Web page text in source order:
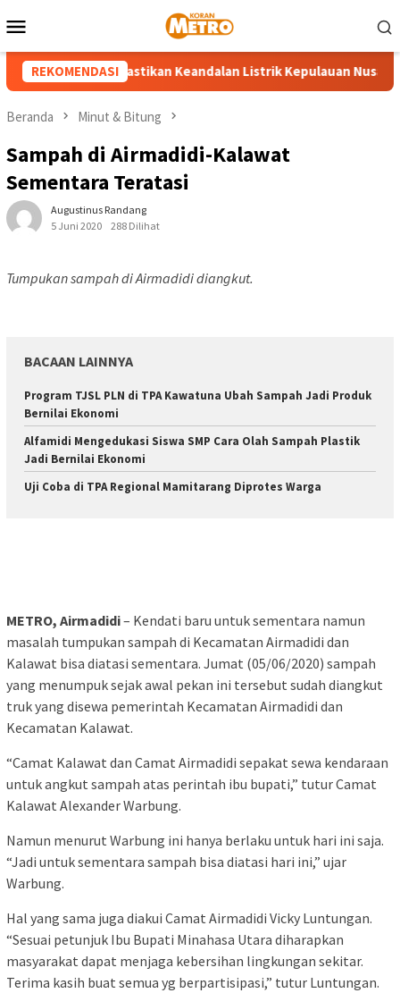
ke
Mobile
REKOMENDASI
UP3 Tahuna Pastikan Keandalan Listrik Kepulauan Nusa Utara
Beranda Minut & Bitung
Sampah di Airmadidi-Kalawat
Sementara Teratasi
Augustinus Randang
5 Juni 2020
288 Dilihat
Tumpukan sampah di Airmadidi diangkut.
BACAAN LAINNYA
Program TJSL PLN di TPA Kawatuna Ubah Sampah Jadi Produk
Bernilai Ekonomi
Alfamidi Mengedukasi Siswa SMP Cara Olah Sampah Plastik
Jadi Bernilai Ekonomi
Uji Coba di TPA Regional Mamitarang Diprotes Warga
METRO, Airmadidi– Kendati baru untuk sementara namun
masalah tumpukan sampah di Kecamatan Airmadidi dan
Kalawat bisa diatasi sementara. Jumat (05/06/2020) sampah
yang menumpuk sejak awal pekan ini tersebut sudah diangkut
truk yang disewa pemerintah Kecamatan Airmadidi dan
Kecamatan Kalawat.
“Camat Kalawat dan Camat Airmadidi sepakat sewa kendaraan
untuk angkut sampah atas perintah ibu bupati,” tutur Camat
Kalawat Alexander Warbung.
Namun menurut Warbung ini hanya berlaku untuk hari ini saja.
“Jadi untuk sementara sampah bisa diatasi hari ini,” ujar
Warbung.
Hal yang sama juga diakui Camat Airmadidi Vicky Luntungan.
“Sesuai petunjuk Ibu Bupati Minahasa Utara diharapkan
masyarakat dapat menjaga kebersihan lingkungan sekitar.
Terima kasih buat semua yg berpartisipasi,” tutur Luntungan.